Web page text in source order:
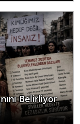
Belirliyor